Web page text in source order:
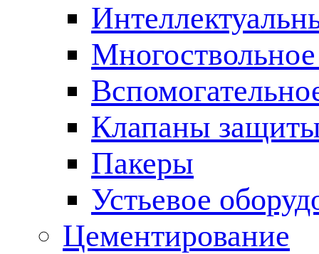
Клапаны
Пакеры
Устьевое
Цементирование